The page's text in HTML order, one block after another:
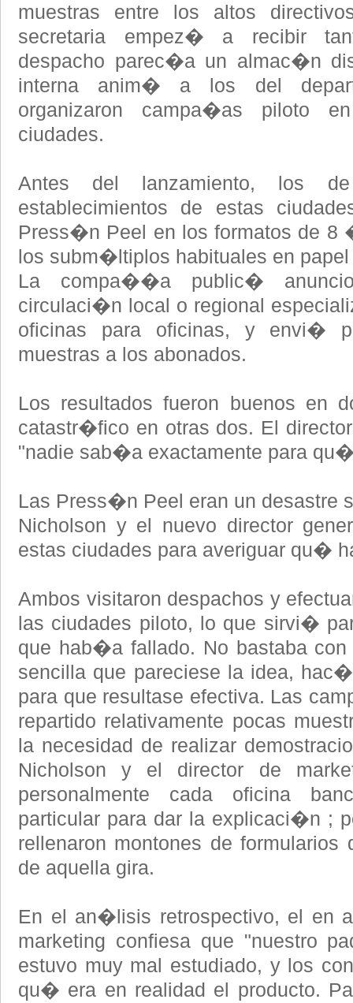
muestras entre los altos
secretaria empez� a recibir
despacho parec�a un almac�n
interna anim� a los del
organizaron campa�as piloto
ciudades.
Antes del lanzamiento, los
establecimientos de estas
Press�n Peel en los formatos de 8
los subm�ltiplos habituales en
La compa��a public�
circulaci�n local o regional
oficinas para oficinas, y envi�
muestras a los abonados.
Los resultados fueron buenos en
catastr�fico en otras dos. El
"nadie sab�a exactamente para
Las Press�n Peel eran un desastre
Nicholson y el nuevo director
estas ciudades para averiguar qu�
Ambos visitaron despachos y
las ciudades piloto, lo que sirvi�
que hab�a fallado. No bastaba
sencilla que pareciese la idea,
para que resultase efectiva. Las
repartido relativamente pocas
la necesidad de realizar
Nicholson y el director de
personalmente cada oficina
particular para dar la explicaci�n ;
rellenaron montones de
de aquella gira.
En el an�lisis retrospectivo, el en
marketing confiesa que "nuestro
estuvo muy mal estudiado, y los
qu� era en realidad el producto.